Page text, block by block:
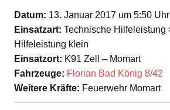
Datum: 13. Januar 2017 um 5:50 Uhr
Einsatzart: Technische Hilfeleistung
Hilfeleistung klein
Einsatzort: K91 Zell – Momart
Fahrzeuge: Florian Bad König 8/42
Weitere Kräfte: Feuerwehr Momart